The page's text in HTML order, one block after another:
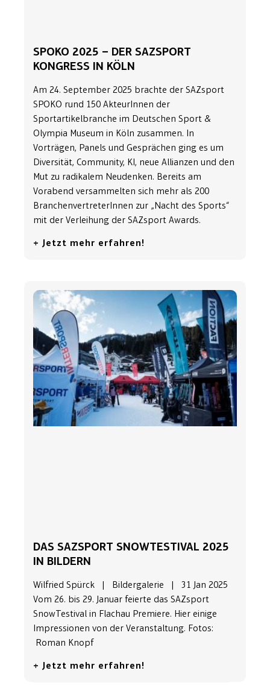
SPOKO 2025 – DER SAZSPORT
KONGRESS IN KÖLN
Am 24. September 2025 brachte der SAZsport
SPOKO rund 150 AkteurInnen der
Sportartikelbranche im Deutschen Sport &
Olympia Museum in Köln zusammen. In
Vorträgen, Panels und Gesprächen ging es um
Diversität, Community, KI, neue Allianzen und den
Mut zu radikalem Neudenken. Bereits am
Vorabend versammelten sich mehr als 200
BranchenvertreterInnen zur „Nacht des Sports“
mit der Verleihung der SAZsport Awards.
+ Jetzt mehr erfahren!
DAS SAZSPORT SNOWTESTIVAL 2025
IN BILDERN
Wilfried Spürck | Bildergalerie | 31 Jan 2025
Vom 26. bis 29. Januar feierte das SAZsport
SnowTestival in Flachau Premiere. Hier einige
Impressionen von der Veranstaltung. Fotos:
Roman Knopf
+ Jetzt mehr erfahren!